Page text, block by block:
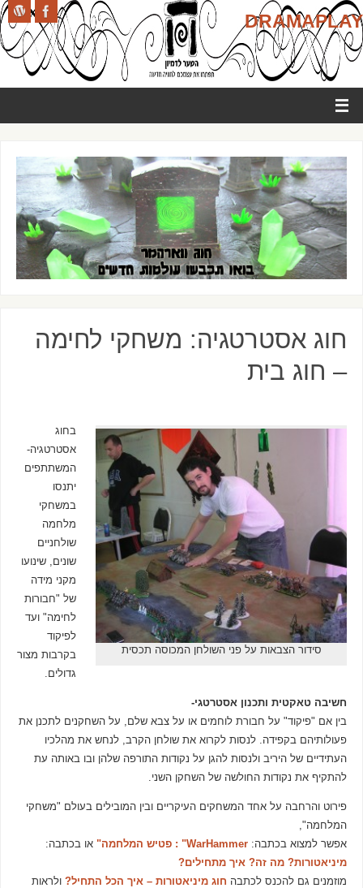
DRAMAPLAY
חוג אסטרטגיה: משחקי לחימה
– חוג בית
סידור הצבאות על פני השולחן המכוסה תכסית
בחוג
אסטרטגיה-
המשתתפים
יתנסו
במשחקי
מלחמה
שולחניים
שונים, שינועו
מקני מידה
של "חבורות
לחימה" ועד
לפיקוד
בקרבות מצור
גדולים.
חשיבה טאקטית ותכנון אסטרטגי-
בין אם "פיקוד" על חבורת לוחמים או על צבא שלם, על השחקנים לתכנן את
פעולותיהם בקפידה. לנסות לקרוא את שולחן הקרב, לנחש את מהלכיו
העתידיים של היריב ולנסות להגן על נקודות התורפה שלהן ובו באותה עת
להתקיף את נקודות החולשה של השחקן השני.
פירוט והרחבה על אחד המשחקים העיקריים ובין המובילים בעולם "משחקי
המלחמה",
אפשר למצוא בכתבה: WarHammer" : פטיש המלחמה"
או בכתבה:
מיניאטורות? מה זה? איך מתחילים?
מוזמנים גם להכנס לכתבה חוג מיניאטורות – איך הכל התחיל?ולראות